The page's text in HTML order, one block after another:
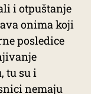
i otpuštanje
onima koji
posledice
tu su i
nemaju